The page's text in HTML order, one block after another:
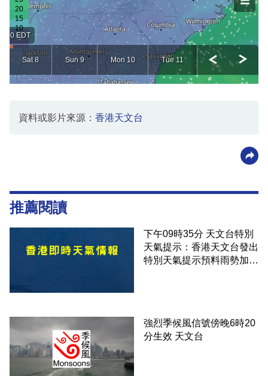
資料或影片來源： 香港天文台
推薦閱讀
下午09時35分 天文台特別
天氣提示：香港天文台發出
特別天氣提示預料雨勢加劇
強烈季候風信號傍晚6時20
分生效 天文台